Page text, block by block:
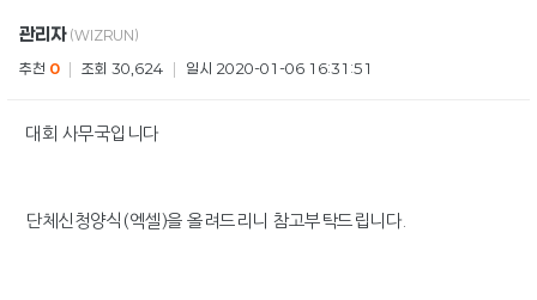
관리자 (WIZRUN)
추천 0 조회 30,624 일시 2020-01-06 16:31:51
대회 사무국입니다
단체신청양식(엑셀)을 올려드리니 참고부탁드립니다.